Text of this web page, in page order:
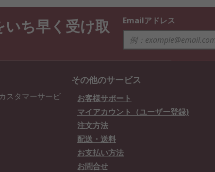
ち早く受け取
Emailアドレス
スタマーサービ
その他のサービス
お客様サポート
マイアカウント（ユーザー登録)
注文方法
配送・送料
お支払い方法
お問合せ